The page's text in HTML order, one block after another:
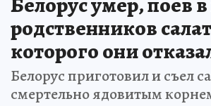
родственников
которого они
Белорус приготовил и съел
смертельно ядовитым